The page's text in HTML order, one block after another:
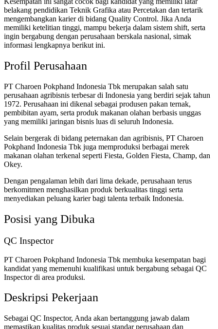
belakang pendidikan Teknik Grafika atau Percetakan dan tertarik
mengembangkan karier di bidang Quality Control. Jika Anda
memiliki ketelitian tinggi, mampu bekerja dalam sistem shift, serta
ingin bergabung dengan perusahaan berskala nasional, simak
informasi lengkapnya berikut ini.
Profil Perusahaan
PT Charoen Pokphand Indonesia Tbk merupakan salah satu
perusahaan agribisnis terbesar di Indonesia yang berdiri sejak tahun
1972. Perusahaan ini dikenal sebagai produsen pakan ternak,
pembibitan ayam, serta produk makanan olahan berbasis unggas
yang memiliki jaringan bisnis luas di seluruh Indonesia.
Selain bergerak di bidang peternakan dan agribisnis, PT Charoen
Pokphand Indonesia Tbk juga memproduksi berbagai merek
makanan olahan terkenal seperti Fiesta, Golden Fiesta, Champ, dan
Okey.
Dengan pengalaman lebih dari lima dekade, perusahaan terus
berkomitmen menghasilkan produk berkualitas tinggi serta
menyediakan peluang karier bagi talenta terbaik Indonesia.
Posisi yang Dibuka
QC Inspector
PT Charoen Pokphand Indonesia Tbk membuka kesempatan bagi
kandidat yang memenuhi kualifikasi untuk bergabung sebagai QC
Inspector di area produksi.
Deskripsi Pekerjaan
Sebagai QC Inspector, Anda akan bertanggung jawab dalam
memastikan kualitas produk sesuai standar perusahaan dan